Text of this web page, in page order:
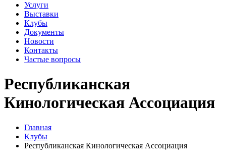
Услуги
Выставки
Клубы
Документы
Новости
Контакты
Частые вопросы
Республиканская
Кинологическая Ассоциация
Главная
Клубы
Республиканская Кинологическая Ассоциация